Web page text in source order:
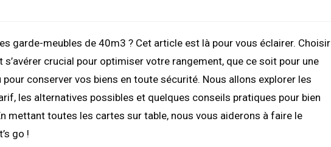
garde-meubles de 40m3 ? Cet article est là pour vous éclairer. Choisir
crucial pour optimiser votre rangement, que ce soit pour une
conserver vos biens en toute sécurité. Nous allons explorer les
les alternatives possibles et quelques conseils pratiques pour bien
mettant toutes les cartes sur table, nous vous aiderons à faire le
go !